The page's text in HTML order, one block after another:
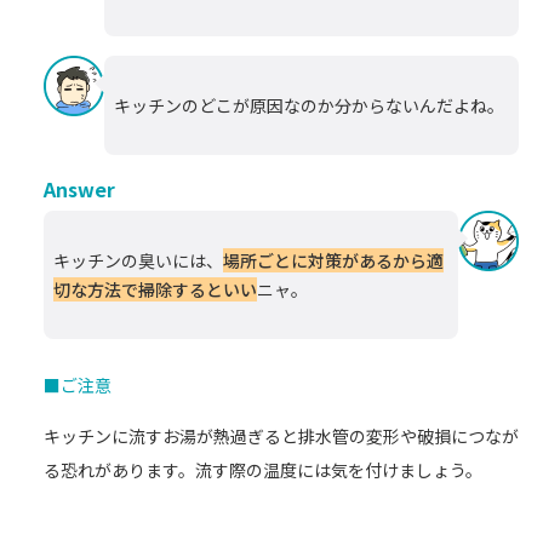
キッチンのどこが原因なのか分からないんだよね。
Answer
キッチンの臭いには、 場所ごとに対策があるから適
切な方法で掃除するといいニャ。
■ご注意
キッチンに流すお湯が熱過ぎると排水管の変形や破損につなが
る恐れがあります。流す際の温度には気を付けましょう。